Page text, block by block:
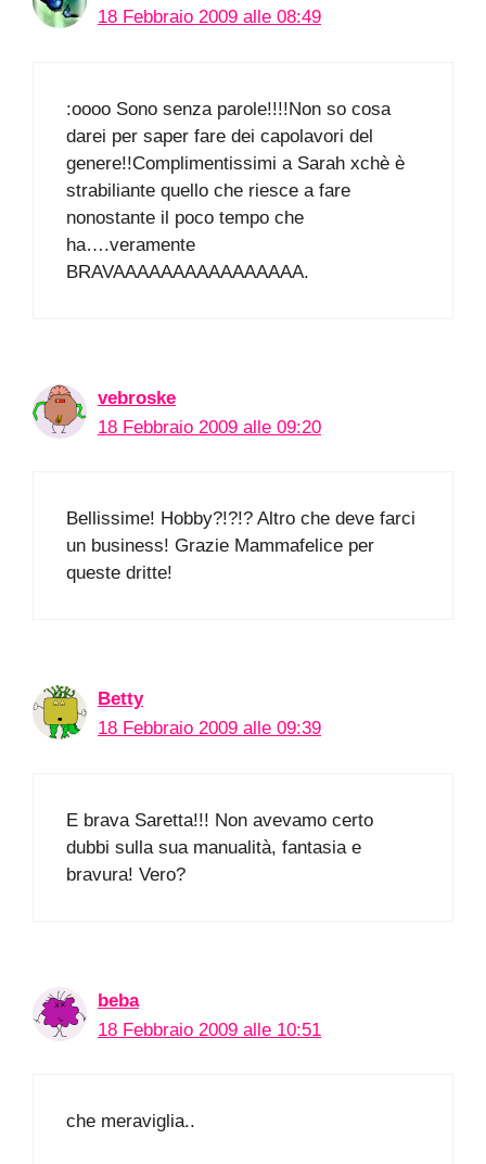
18 Febbraio 2009 alle 08:49
:oooo Sono senza parole!!!!Non so cosa
darei per saper fare dei capolavori del
genere!!Complimentissimi a Sarah xchè è
strabiliante quello che riesce a fare
nonostante il poco tempo che
ha….veramente
BRAVAAAAAAAAAAAAAAAA.
vebroske
18 Febbraio 2009 alle 09:20
Bellissime! Hobby?!?!? Altro che deve farci
un business! Grazie Mammafelice per
queste dritte!
Betty
18 Febbraio 2009 alle 09:39
E brava Saretta!!! Non avevamo certo
dubbi sulla sua manualità, fantasia e
bravura! Vero?
beba
18 Febbraio 2009 alle 10:51
che meraviglia..